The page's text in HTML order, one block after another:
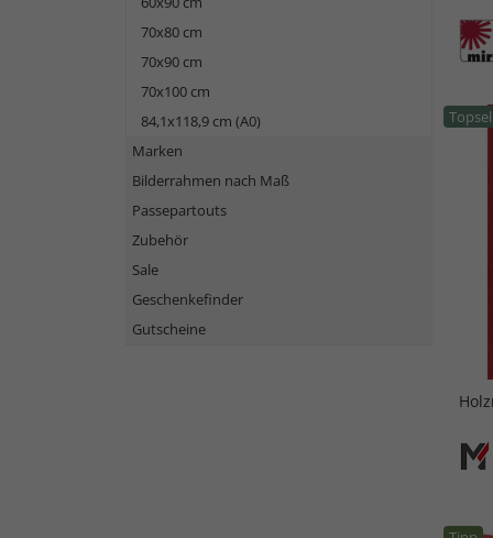
70x80 cm
70x90 cm
70x100 cm
84,1x118,9 cm (A0)
Marken
Bilderrahmen nach Maß
Passepartouts
Zubehör
Sale
Geschenkefinder
Gutscheine